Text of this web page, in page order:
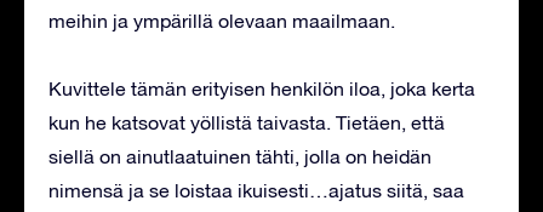
meihin ja ympärillä olevaan maailmaan.
Kuvittele tämän erityisen henkilön iloa, joka kerta
kun he katsovat yöllistä taivasta. Tietäen, että
siellä on ainutlaatuinen tähti, jolla on heidän
nimensä ja se loistaa ikuisesti…ajatus siitä, saa